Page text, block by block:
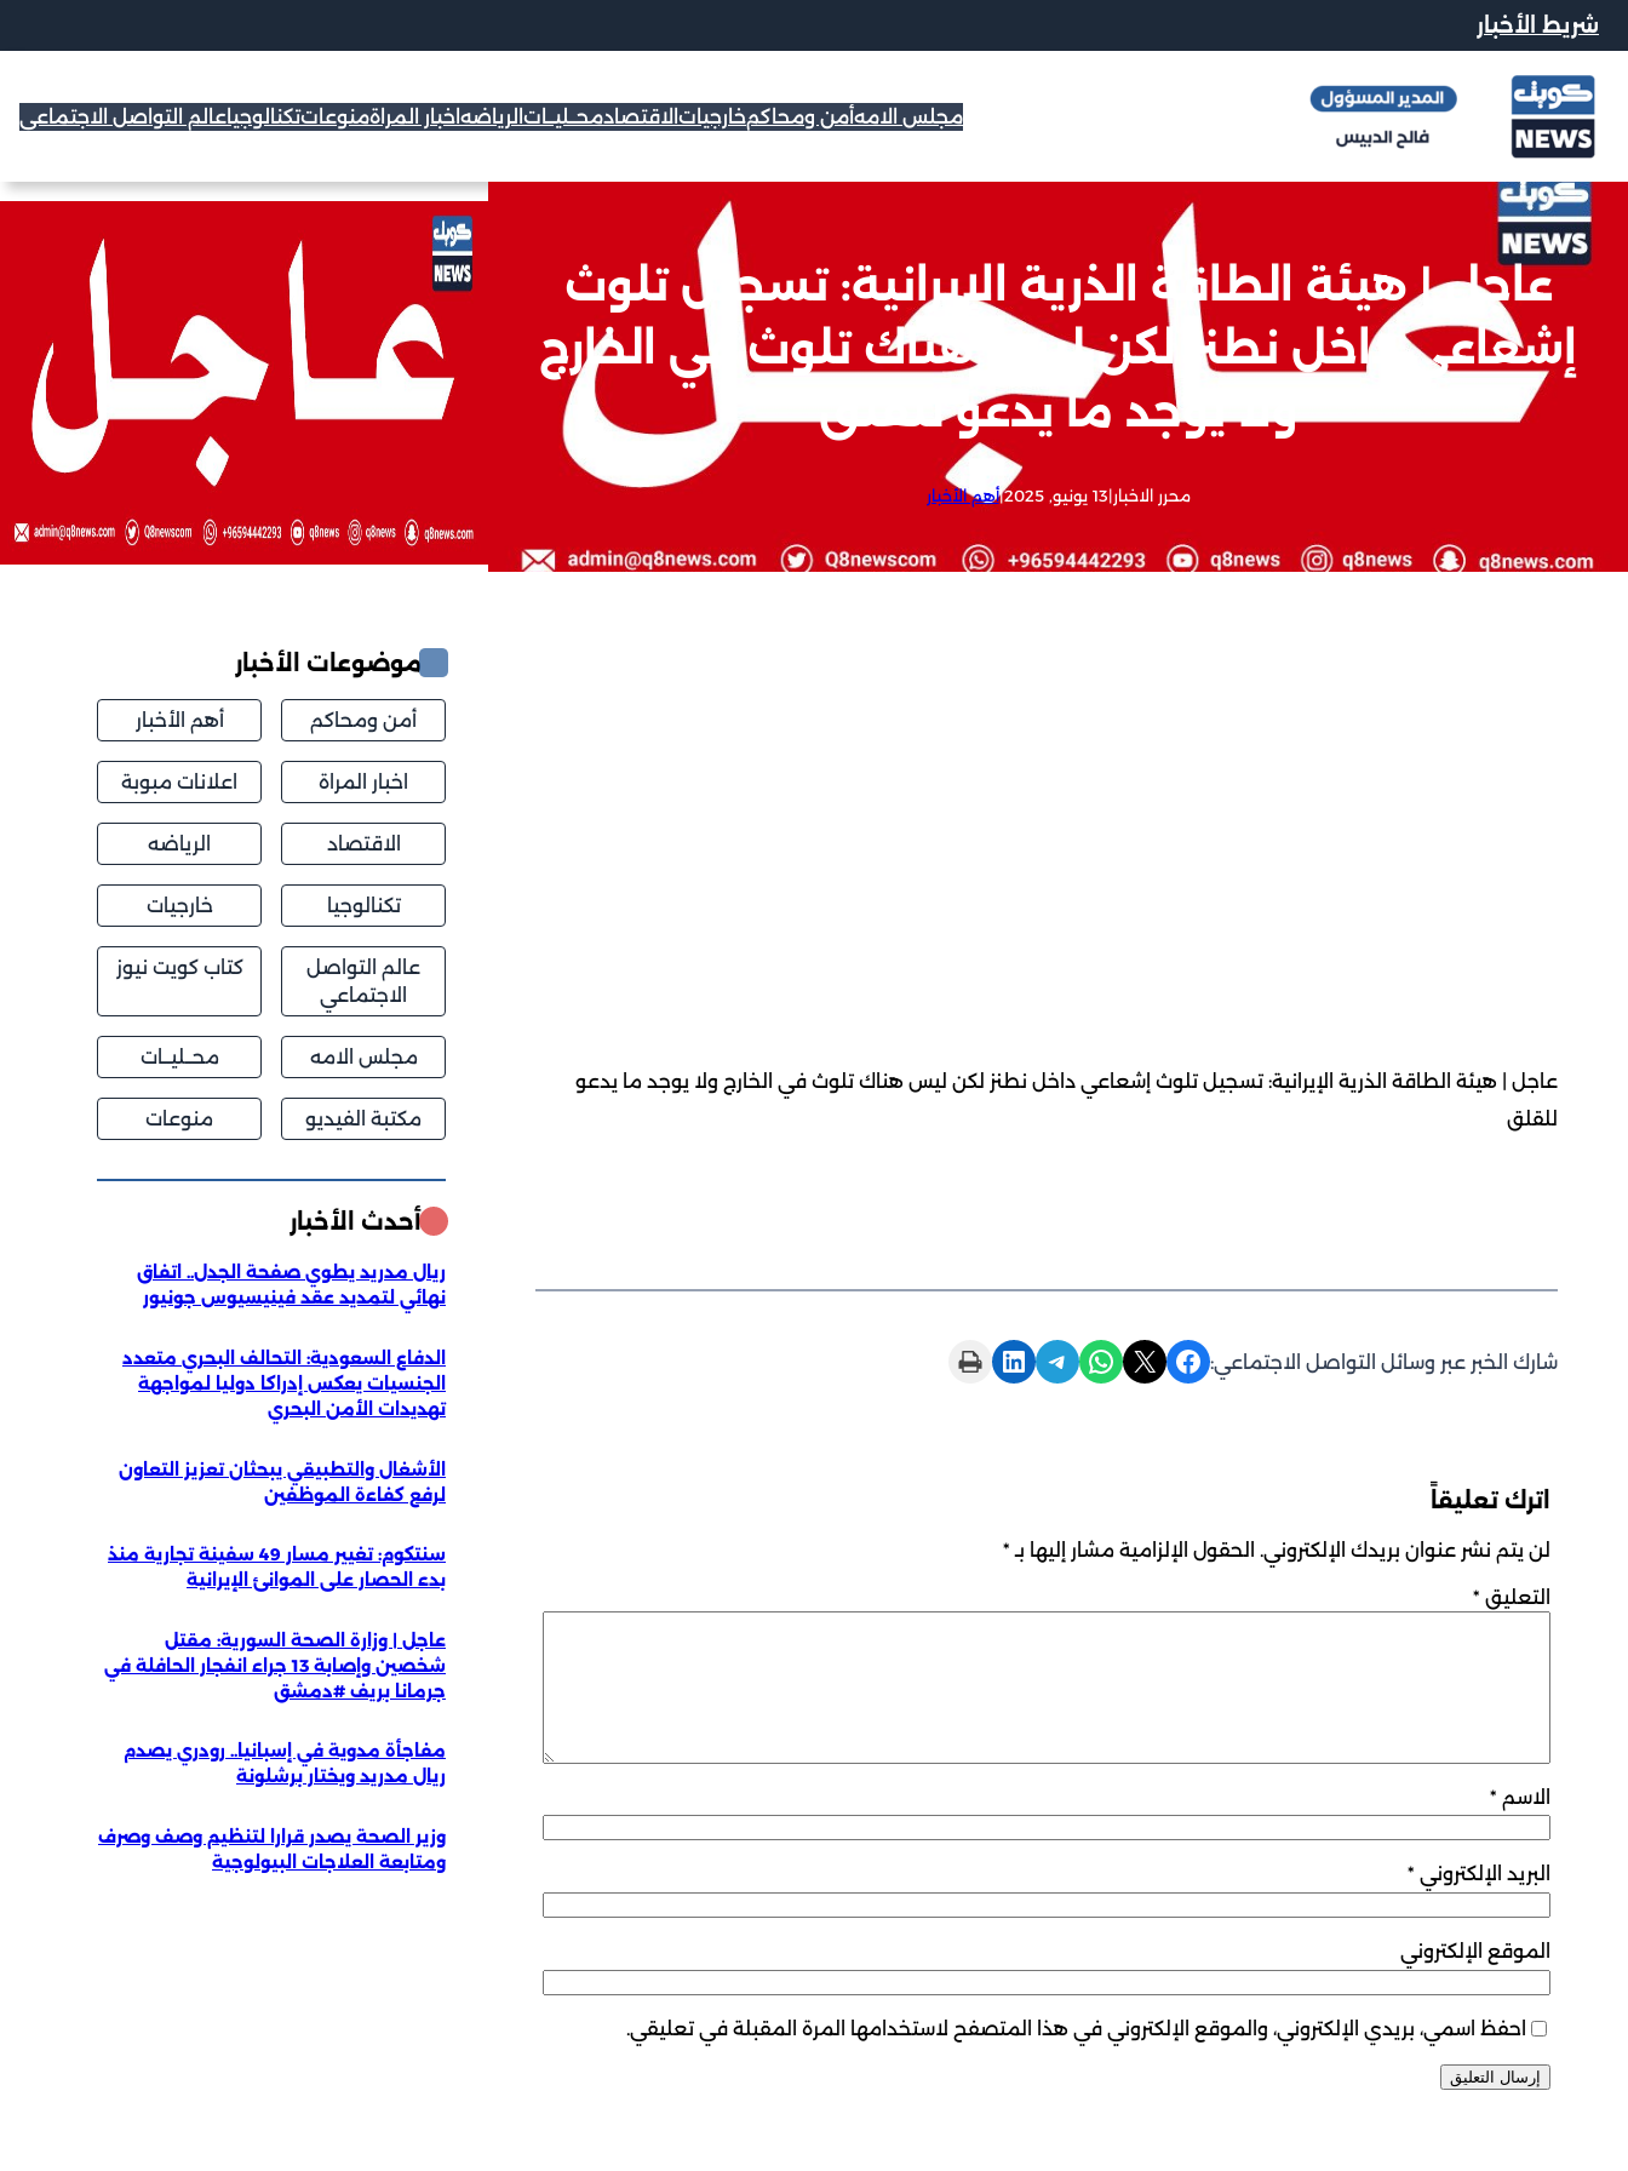
شريط الأخبار
مجلس الامهأمن ومحاكمخارجيات الاقتصادمحــليــات الرياضه اخبار المراةمنوعاتتكنالوجياعالم التواصل الاجتماعي
عاجل | هيئة الطاقة الذرية الإيرانية: تسجيل تلوث
إشعاعي داخل نطنز لكن ليس هناك تلوث في الخارج
ولا يوجد ما يدعو للقلق
محرر الاخبار|13 يونيو, 2025 |أهم الأخبار
عاجل | هيئة الطاقة الذرية الإيرانية: تسجيل تلوث إشعاعي داخل نطنز لكن ليس هناك تلوث في الخارج ولا يوجد ما يدعو
للقلق
شارك الخبر عبر وسائل التواصل الاجتماعي: Share on Facebook
Share on X
Share on WhatsApp
Share on Telegram
Share on LinkedIn
Print this Page
اترك تعليقاً
لن يتم نشر عنوان بريدك الإلكتروني. الحقول الإلزامية مشار إليها بـ *
التعليق *
الاسم *
البريد الإلكتروني *
الموقع الإلكتروني
احفظ اسمي، بريدي الإلكتروني، والموقع الإلكتروني في هذا المتصفح لاستخدامها المرة المقبلة في تعليقي.
موضوعات الأخبار
أمن ومحاكم أهم الأخبار
اخبار المراة اعلانات مبوبة
الاقتصاد الرياضه
تكنالوجيا خارجيات
عالم التواصل
الاجتماعي
كتاب كويت نيوز
مجلس الامه محــليــات
مكتبة الفيديو منوعات
أحدث الأخبار
ريال مدريد يطوي صفحة الجدل.. اتفاق
نهائي لتمديد عقد فينيسيوس جونيور
الدفاع السعودية: التحالف البحري متعدد
الجنسيات يعكس إدراكا دوليا لمواجهة
تهديدات الأمن البحري
الأشغال والتطبيقي يبحثان تعزيز التعاون
لرفع كفاءة الموظفين
سنتكوم: تغيير مسار 49 سفينة تجارية منذ
بدء الحصار على الموانئ الإيرانية
عاجل | وزارة الصحة السورية: مقتل
شخصين وإصابة 13 جراء انفجار الحافلة في
جرمانا بريف #دمشق
مفاجأة مدوية في إسبانيا.. رودري يصدم
ريال مدريد ويختار برشلونة
وزير الصحة يصدر قرارا لتنظيم وصف وصرف
ومتابعة العلاجات البيولوجية